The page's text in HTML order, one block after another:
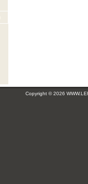
Copyright © 2026